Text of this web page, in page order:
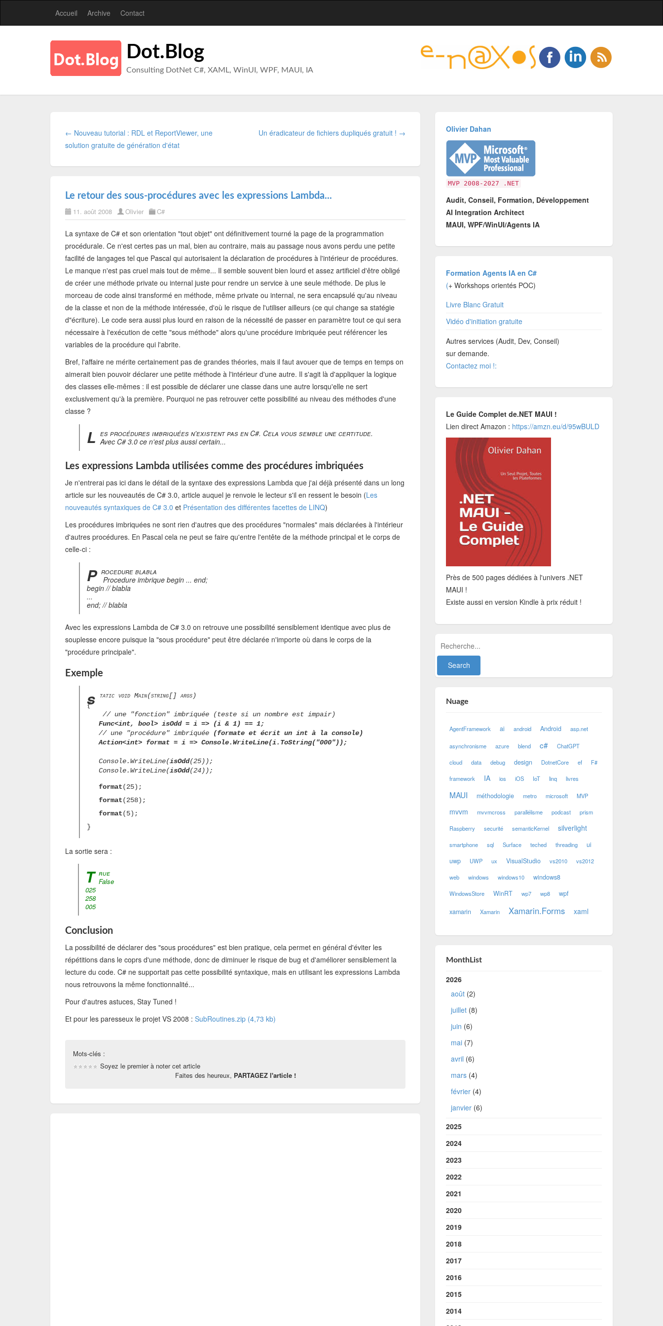
Accueil Archive Contact
Dot.Blog
Consulting DotNet C#, XAML, WinUI, WPF, MAUI, IA
← Nouveau tutorial : RDL et ReportViewer, une
solution gratuite de génération d'état
Un éradicateur de fichiers dupliqués gratuit ! →
Le retour des sous-procédures avec les expressions Lambda...
11. août 2008 Olivier C#
La syntaxe de C# et son orientation "tout objet" ont définitivement tourné la page de la programmation
procédurale. Ce n'est certes pas un mal, bien au contraire, mais au passage nous avons perdu une petite
facilité de langages tel que Pascal qui autorisaient la déclaration de procédures à l'intérieur de procédures.
Le manque n'est pas cruel mais tout de même... Il semble souvent bien lourd et assez artificiel d'être obligé
de créer une méthode private ou internal juste pour rendre un service à une seule méthode. De plus le
morceau de code ainsi transformé en méthode, même private ou internal, ne sera encapsulé qu'au niveau
de la classe et non de la méthode intéressée, d'où le risque de l'utiliser ailleurs (ce qui change sa statégie
d"écriture). Le code sera aussi plus lourd en raison de la nécessité de passer en paramètre tout ce qui sera
nécessaire à l'exécution de cette "sous méthode" alors qu'une procédure imbriquée peut référencer les
variables de la procédure qui l'abrite.
Bref, l'affaire ne mérite certainement pas de grandes théories, mais il faut avouer que de temps en temps on
aimerait bien pouvoir déclarer une petite méthode à l'intérieur d'une autre. Il s'agit là d'appliquer la logique
des classes elle-mêmes : il est possible de déclarer une classe dans une autre lorsqu'elle ne sert
exclusivement qu'à la première. Pourquoi ne pas retrouver cette possibilité au niveau des méthodes d'une
classe ?
L es procédures imbriquées n'existent pas en C#. Cela vous semble une certitude.
Avec C# 3.0 ce n'est plus aussi certain...
Les expressions Lambda utilisées comme des procédures imbriquées
Je n'entrerai pas ici dans le détail de la syntaxe des expressions Lambda que j'ai déjà présenté dans un long
article sur les nouveautés de C# 3.0, article auquel je renvoie le lecteur s'il en ressent le besoin (Les
nouveautés syntaxiques de C# 3.0 et Présentation des différentes facettes de LINQ)
Les procédures imbriquées ne sont rien d'autres que des procédures "normales" mais déclarées à l'intérieur
d'autres procédures. En Pascal cela ne peut se faire qu'entre l'entête de la méthode principal et le corps de
celle-ci :
P rocedure blabla
Procedure imbrique begin ... end;
begin // blabla
...
end; // blabla
Avec les expressions Lambda de C# 3.0 on retrouve une possibilité sensiblement identique avec plus de
souplesse encore puisque la "sous procédure" peut être déclarée n'importe où dans le corps de la
"procédure principale".
Exemple
s
tatic void Main(string[] args)
{
// une "fonction" imbriquée (teste si un nombre est impair)
Func<int, bool> isOdd = i => (i & 1) == 1;
//une "procédure" imbriquée (formate et écrit un int à la console)
Action<int> format = i => Console.WriteLine(i.ToString("000"));
Console.WriteLine(isOdd(25));
Console.WriteLine(isOdd(24));
format(25);
format(258);
format(5);
}
La sortie sera :
T rue
False
025
258
005
Conclusion
La possibilité de déclarer des "sous procédures" est bien pratique, cela permet en général d'éviter les
répétitions dans le coprs d'une méthode, donc de diminuer le risque de bug et d'améliorer sensiblement la
lecture du code. C# ne supportait pas cette possibilité syntaxique, mais en utilisant les expressions Lambda
nous retrouvons la même fonctionnalité...
Pour d'autres astuces, Stay Tuned !
Et pour les paresseux le projet VS 2008 : SubRoutines.zip (4,73 kb)
Mots-clés :
Soyez le premier à noter cet article
Faites des heureux, PARTAGEZ l'article !
Olivier Dahan
MVP 2008-2027 .NET
Audit, Conseil, Formation, Développement
AI Integration Architect
MAUI, WPF/WinUI/Agents IA
Formation Agents IA en C#
(+ Workshops orientés POC)
Livre Blanc Gratuit
Vidéo d'initiation gratuite
Autres services (Audit, Dev, Conseil)
sur demande.
Contactez moi !:
Le Guide Complet de.NET MAUI !
Lien direct Amazon : https://amzn.eu/d/95wBULD
Près de 500 pages dédiées à l'univers .NET
MAUI !
Existe aussi en version Kindle à prix réduit !
Nuage
AgentFramework ai android Android asp.net
asynchronisme azure blend c# ChatGPT
cloud data debug design DotnetCore ef F#
framework IA ios iOS IoT linq livres
MAUI méthodologie metro microsoft MVP
mvvm mvvmcross parallélisme podcast prism
Raspberry securité semanticKernel silverlight
smartphone sql Surface teched threading
ui
uwp
UWP ux VisualStudio vs2010 vs2012
web windows windows10 windows8
WindowsStore WinRT wp7 wp8 wpf
xamarin Xamarin Xamarin.Forms xaml
MonthList
2026
août(2)
juillet(8)
juin (6)
mai(7)
avril (6)
mars(4)
février(4)
janvier(6)
2025
2024
2023
2022
2021
2020
2019
2018
2017
2016
2015
2014